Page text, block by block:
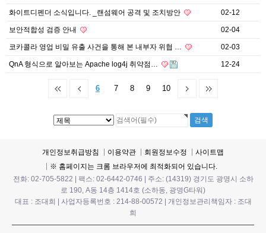
화이트디펜더 소식입니다. _랜섬웨어 공격 및 조치방안 02-12
보안적합성 검증 안내 02-04
코카콜라 영업 비밀 유출 사건을 통해 본 내부자 위협 … 02-03
QnA 형식으로 알아보는 Apache log4j 취약점… 12-24
6 7 8 9 10
개인정보취급방침 이용약관 회원정보수정
사이트맵
※ 홈페이지는 크롬 브라우저에 최적화되어 있습니다.
전화: 02-705-5822 | 팩스: 02-6442-0746 | 주소: (14319) 경기도 광명시 소하
로 190, A동 14층 1414호 (소하동, 광명G타워)
대표 : 조대희 | 사업자등록번호 : 214-88-00572 | 개인정보관리책임자 : 조대
희